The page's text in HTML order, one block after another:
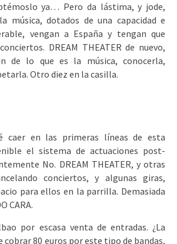
ya… Pero da lástima, y jode,
música, dotados de una capacidad e
vengan a España y tengan que
DREAM THEATER de nuevo,
de lo que es la música, conocerla,
Otro diez en la casilla.
caer en las primeras líneas de esta
el sistema de actuaciones post-
No. DREAM THEATER, y otras
conciertos, y algunas giras,
para ellos en la parrilla. Demasiada
CARA.
por escasa venta de entradas. ¿La
cobrar 80 euros por este tipo de bandas,